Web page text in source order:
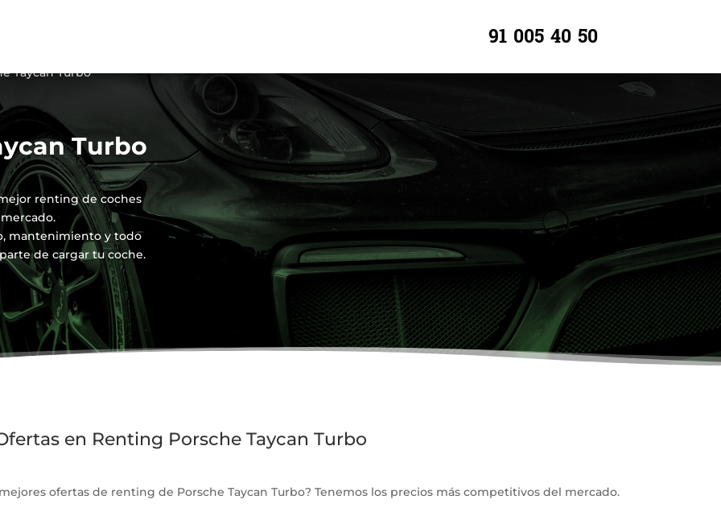
91 005 40 50
Taycan Turbo
Turbo
renting de coches
mantenimiento y todo
de cargar tu coche.
en Renting Porsche Taycan Turbo
ofertas de renting de Porsche Taycan Turbo? Tenemos los precios más competitivos del mercado.